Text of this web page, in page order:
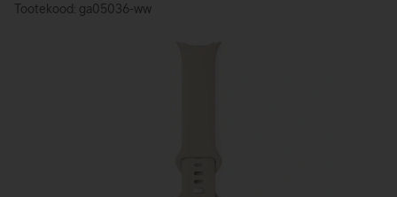
Tootekood: ga05036-ww